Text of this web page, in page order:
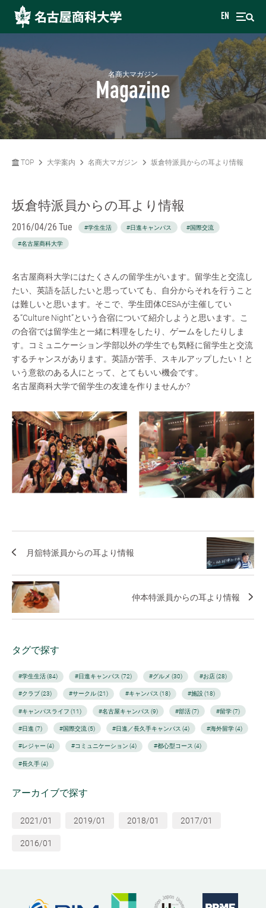
EN
名商大マガジン
Magazine
TOP 大学案内 名商大マガジン 坂倉特派員からの耳より情報
坂倉特派員からの耳より情報
2016/04/26 Tue #学生生活 #日進キャンパス #国際交流
#名古屋商科大学
名古屋商科大学にはたくさんの留学生がいます。留学生と交流し
たい、英語を話したいと思っていても、自分からそれを行うこと
は難しいと思います。そこで、学生団体CESAが主催してい
る“Culture Night”という合宿について紹介しようと思います。こ
の合宿では留学生と一緒に料理をしたり、ゲームをしたりしま
す。コミュニケーション学部以外の学生でも気軽に留学生と交流
するチャンスがあります。英語が苦手、スキルアップしたい！と
いう意欲のある人にとって、とてもいい機会です。
名古屋商科大学で留学生の友達を作りませんか?
月舘特派員からの耳より情報
仲本特派員からの耳より情報
タグで探す
#学生生活 (84) #日進キャンパス (72) #グルメ (30) #お店 (28)
#クラブ (23) #サークル (21) #キャンパス (18) #施設 (18)
#キャンパスライフ (11) #名古屋キャンパス (9) #部活 (7) #留学 (7)
#日進 (7) #国際交流 (5) #日進／長久手キャンパス (4) #海外留学 (4)
#レジャー (4) #コミュニケーション (4) #都心型コース (4)
#長久手 (4)
アーカイブで探す
2021/01 2019/01 2018/01 2017/01
2016/01